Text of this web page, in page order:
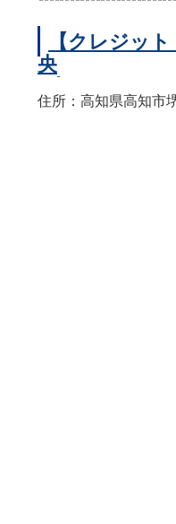
【クレジッ
央
住所：高知県高知市